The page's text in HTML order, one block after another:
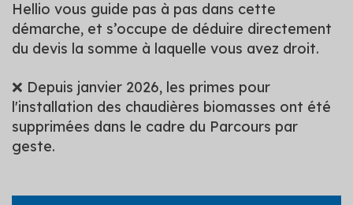
Hellio vous guide pas à pas dans cette
démarche, et s’occupe de déduire directement
du devis la somme à laquelle vous avez droit.
❌ Depuis janvier 2026, les primes pour
l'installation des chaudières biomasses ont été
supprimées dans le cadre du Parcours par
geste.